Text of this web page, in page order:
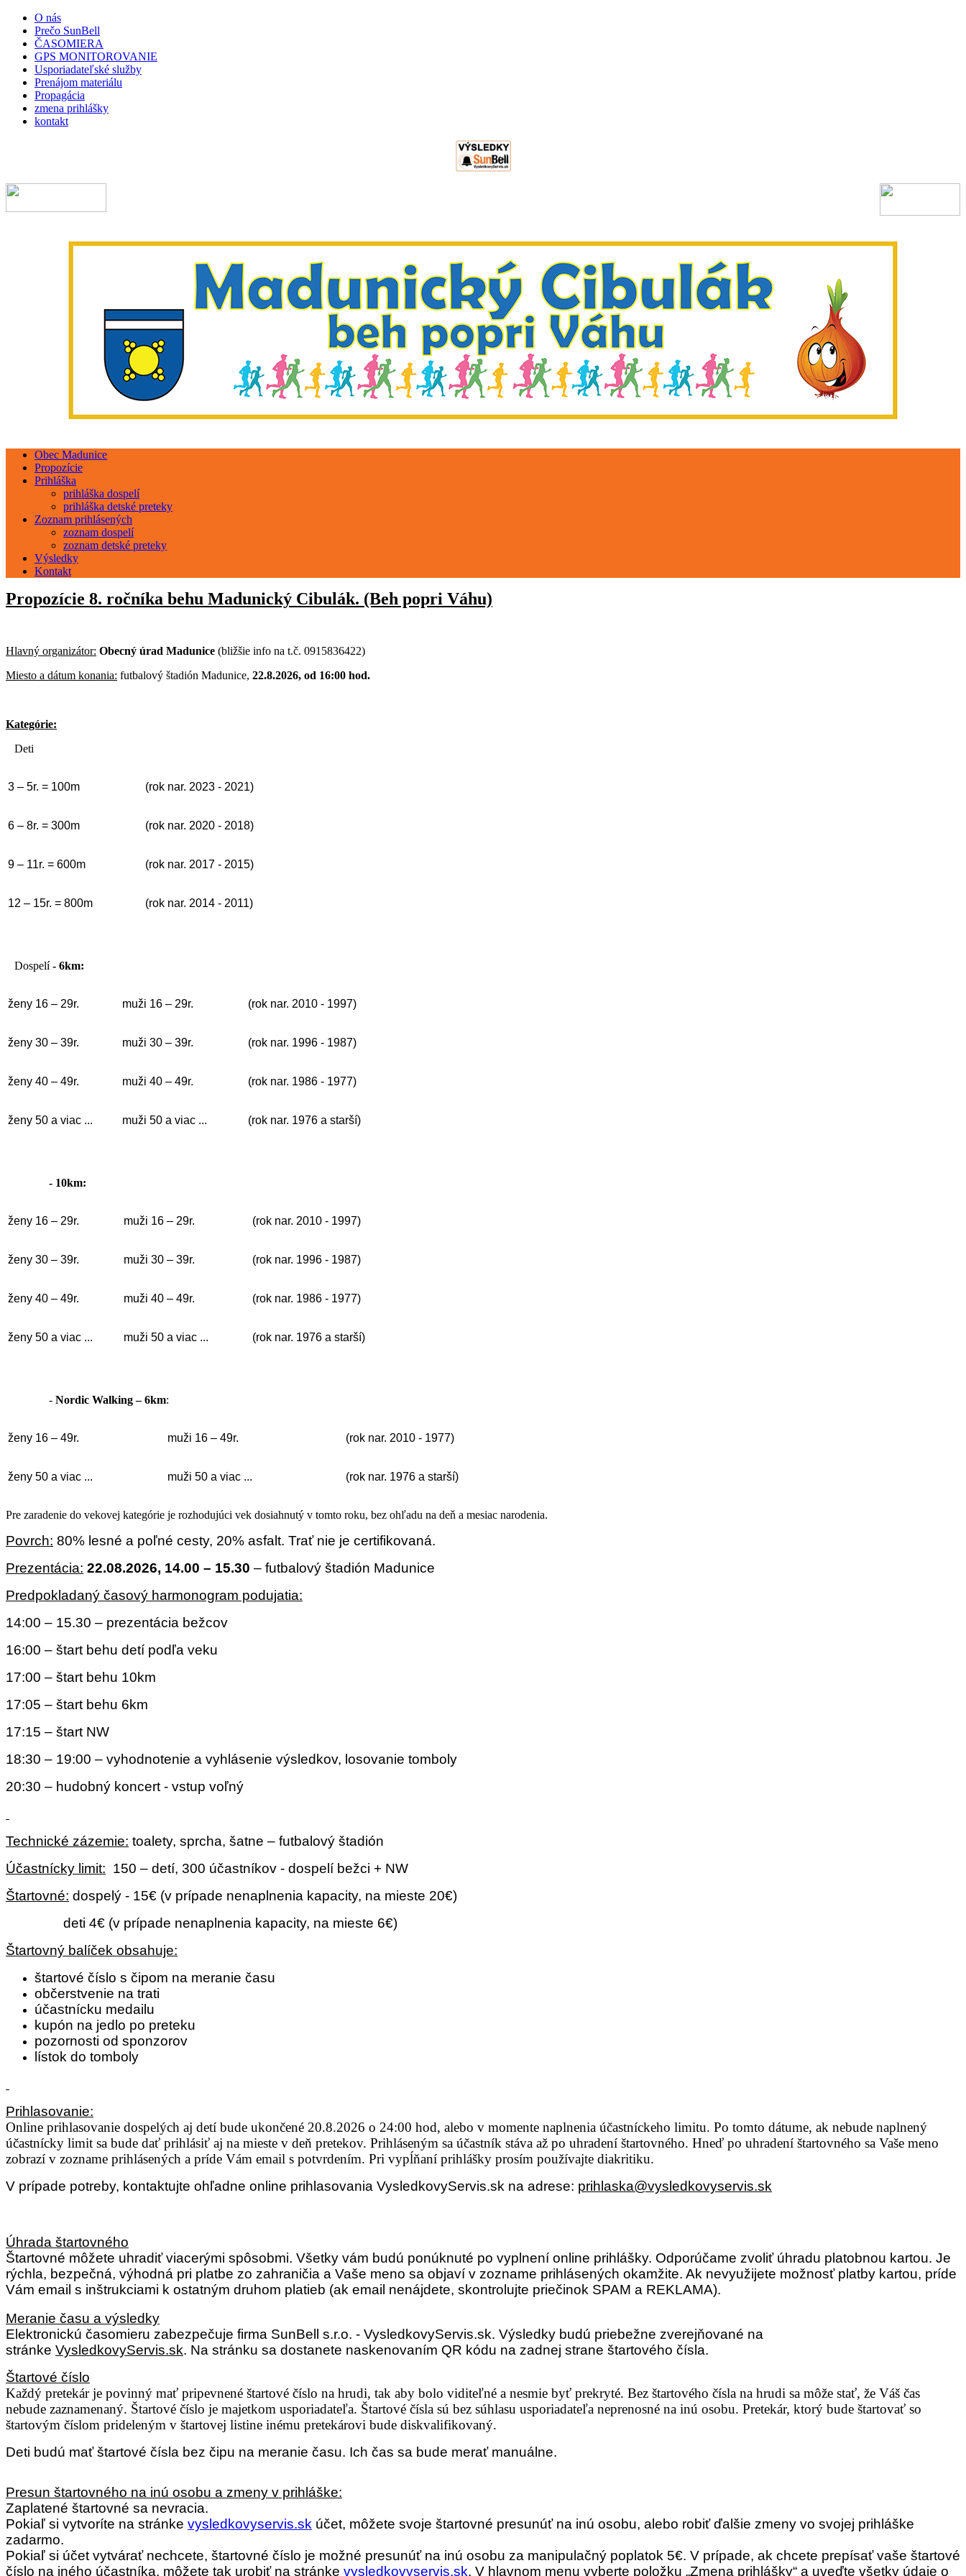
O nás
Prečo SunBell
ČASOMIERA
GPS MONITOROVANIE
Usporiadateľské služby
Prenájom materiálu
Propagácia
zmena prihlášky
kontakt
Obec Madunice
Propozície
Prihláška
prihláška dospelí
prihláška detské preteky
Zoznam prihlásených
zoznam dospelí
zoznam detské preteky
Výsledky
Kontakt
Propozície 8. ročníka behu Madunický Cibulák. (Beh popri Váhu)
Hlavný organizátor: Obecný úrad Madunice (bližšie info na t.č. 0915836422)
Miesto a dátum konania: futbalový štadión Madunice, 22.8.2026, od 16:00 hod.
Kategórie:
Deti
3 – 5r. = 100m (rok nar. 2023 - 2021)
6 – 8r. = 300m (rok nar. 2020 - 2018)
9 – 11r. = 600m (rok nar. 2017 - 2015)
12 – 15r. = 800m (rok nar. 2014 - 2011)
Dospelí- 6km:
ženy 16 – 29r. muži 16 – 29r. (rok nar. 2010 - 1997)
ženy 30 – 39r. muži 30 – 39r. (rok nar. 1996 - 1987)
ženy 40 – 49r. muži 40 – 49r. (rok nar. 1986 - 1977)
ženy 50 a viac ... muži 50 a viac ... (rok nar. 1976 a starší)
- 10km:
ženy 16 – 29r. muži 16 – 29r. (rok nar. 2010 - 1997)
ženy 30 – 39r. muži 30 – 39r. (rok nar. 1996 - 1987)
ženy 40 – 49r. muži 40 – 49r. (rok nar. 1986 - 1977)
ženy 50 a viac ... muži 50 a viac ... (rok nar. 1976 a starší)
- Nordic Walking – 6km:
ženy 16 – 49r. muži 16 – 49r. (rok nar. 2010 - 1977)
ženy 50 a viac ... muži 50 a viac ... (rok nar. 1976 a starší)
Pre zaradenie do vekovej kategórie je rozhodujúci vek dosiahnutý v tomto roku, bez ohľadu na deň a mesiac narodenia.
Povrch: 80% lesné a poľné cesty, 20% asfalt. Trať nie je certifikovaná.
Prezentácia: 22.08.2026, 14.00 – 15.30 – futbalový štadión Madunice
Predpokladaný časový harmonogram podujatia:
14:00 – 15.30 – prezentácia bežcov
16:00 – štart behu detí podľa veku
17:00 – štart behu 10km
17:05 – štart behu 6km
17:15 – štart NW
18:30 – 19:00 – vyhodnotenie a vyhlásenie výsledkov, losovanie tomboly
20:30 –­ hudobný koncert - vstup voľný
Technické zázemie: toalety, sprcha, šatne – futbalový štadión
Účastnícky limit: 150 – detí, 300 účastníkov - dospelí bežci + NW
Štartovné: dospelý - 15€ (v prípade nenaplnenia kapacity, na mieste 20€)
deti 4€ (v prípade nenaplnenia kapacity, na mieste 6€)
Štartovný balíček obsahuje:
štartové číslo s čipom na meranie času
občerstvenie na trati
účastnícku medailu
kupón na jedlo po preteku
pozornosti od sponzorov
lístok do tomboly
Prihlasovanie:
Online prihlasovanie dospelých aj detí bude ukončené 20.8.2026 o 24:00 hod, alebo v momente naplnenia účastníckeho limitu. Po tomto dátume, ak nebude naplnený
účastnícky limit sa bude dať prihlásiť aj na mieste v deň pretekov. Prihláseným sa účastník stáva až po uhradení štartovného. Hneď po uhradení štartovného sa Vaše meno
zobrazí v zozname prihlásených a príde Vám email s potvrdením. Pri vypĺňaní prihlášky prosím používajte diakritiku.
V prípade potreby, kontaktujte ohľadne online prihlasovania VysledkovyServis.sk na adrese: prihlaska@vysledkovyservis.sk
Úhrada štartovného
Štartovné môžete uhradiť viacerými spôsobmi. Všetky vám budú ponúknuté po vyplnení online prihlášky. Odporúčame zvoliť úhradu platobnou kartou. Je
rýchla, bezpečná, výhodná pri platbe zo zahraničia a Vaše meno sa objaví v zozname prihlásených okamžite. Ak nevyužijete možnosť platby kartou, príde
Vám email s inštrukciami k ostatným druhom platieb (ak email nenájdete, skontrolujte priečinok SPAM a REKLAMA).
Meranie času a výsledky
Elektronickú časomieru zabezpečuje firma SunBell s.r.o. - VysledkovyServis.sk. Výsledky budú priebežne zverejňované na
stránke VysledkovyServis.sk. Na stránku sa dostanete naskenovaním QR kódu na zadnej strane štartového čísla.
Štartové číslo
Každý pretekár je povinný mať pripevnené štartové číslo na hrudi, tak aby bolo viditeľné a nesmie byť prekryté. Bez štartového čísla na hrudi sa môže stať, že Váš čas
nebude zaznamenaný. Štartové číslo je majetkom usporiadateľa. Štartové čísla sú bez súhlasu usporiadateľa neprenosné na inú osobu. Pretekár, ktorý bude štartovať so
štartovým číslom prideleným v štartovej listine inému pretekárovi bude diskvalifikovaný.
Deti budú mať štartové čísla bez čipu na meranie času. Ich čas sa bude merať manuálne.
Presun štartovného na inú osobu a zmeny v prihláške:
Zaplatené štartovné sa nevracia.
Pokiaľ si vytvoríte na stránke vysledkovyservis.sk účet, môžete svoje štartovné presunúť na inú osobu, alebo robiť ďalšie zmeny vo svojej prihláške
zadarmo.
Pokiaľ si účet vytvárať nechcete, štartovné číslo je možné presunúť na inú osobu za manipulačný poplatok 5€. V prípade, ak chcete prepísať vaše štartové
číslo na iného účastníka, môžete tak urobiť na stránke vysledkovyservis.sk. V hlavnom menu vyberte položku „Zmena prihlášky“ a uveďte všetky údaje o